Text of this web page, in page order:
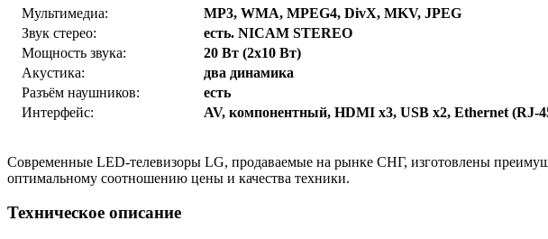
Мультимедиа:
MP3, WMA, MPEG4, DivX, MKV, JPEG
Звук стерео:
есть. NICAM STEREO
Мощность звука:
20 Вт (2x10 Вт)
Акустика:
два динамика
Разъём наушников:
есть
Интерфейс:
AV, компонентный, HDMI x3, USB x2, Ethernet (RJ-
Современные LED-телевизоры LG, продаваемые на рынке СНГ, изготовлены
оптимальному соотношению цены и качества техники.
Техническое описание